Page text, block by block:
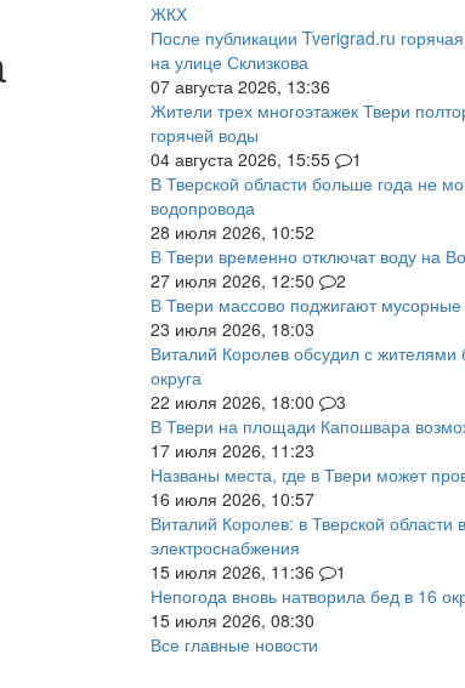
ЖКХ
После публикации Tverigrad.ru
на улице Склизкова
07 августа 2026, 13:36
Жители трех многоэтажек Твери
горячей воды
04 августа 2026, 15:55
1
В Тверской области больше года не
водопровода
28 июля 2026, 10:52
В Твери временно отключат воду на
27 июля 2026, 12:50
2
В Твери массово поджигают
23 июля 2026, 18:03
Виталий Королев обсудил с
округа
22 июля 2026, 18:00
3
В Твери на площади Капошвара
17 июля 2026, 11:23
Названы места, где в Твери может
16 июля 2026, 10:57
Виталий Королев: в Тверской области
электроснабжения
15 июля 2026, 11:36
1
Непогода вновь натворила бед в 16
15 июля 2026, 08:30
Все главные новости